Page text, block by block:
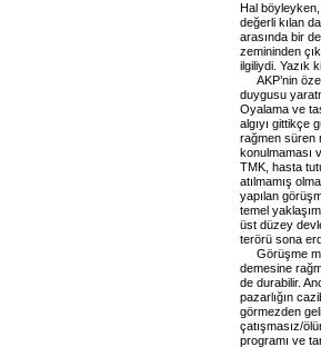
Hal böyleyken,
değerli kılan
arasında bir
zemininden
ilgiliydi. Yazık
AKP’nin
duygusu
Oyalama ve
algıyı gittikçe
rağmen süren
konulmaması
TMK, hasta
atılmamış
yapılan
temel
üst düzey
terörü sona
Görüşme
demesine
de durabilir.
pazarlığın
görmezden
çatışmasız/
programı ve